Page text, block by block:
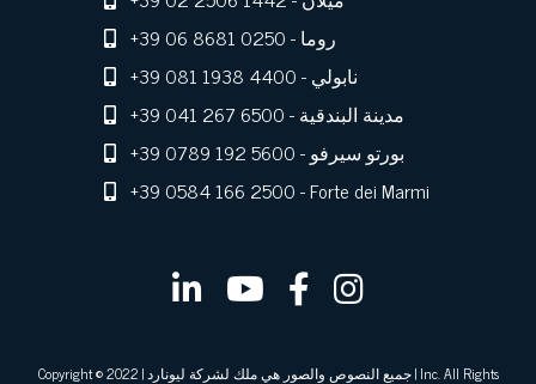
+39 06 8681 0250 - روما
+39 081 1938 4400 - نابولي
+39 041 267 6500 - مدينة البندقية
+39 0789 192 5600 - بورتو سيرفو
+39 0584 166 2500- Forte dei Marmi
Copyright © 2022 | جميع النصوص والصور هي ملك لشركة ليونارد | Inc. All Rights